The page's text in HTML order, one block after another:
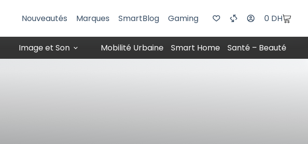
Nouveautés Marques SmartBlog Gaming 0 DH
Image et Son Mobilité Urbaine Smart Home Santé – Beauté